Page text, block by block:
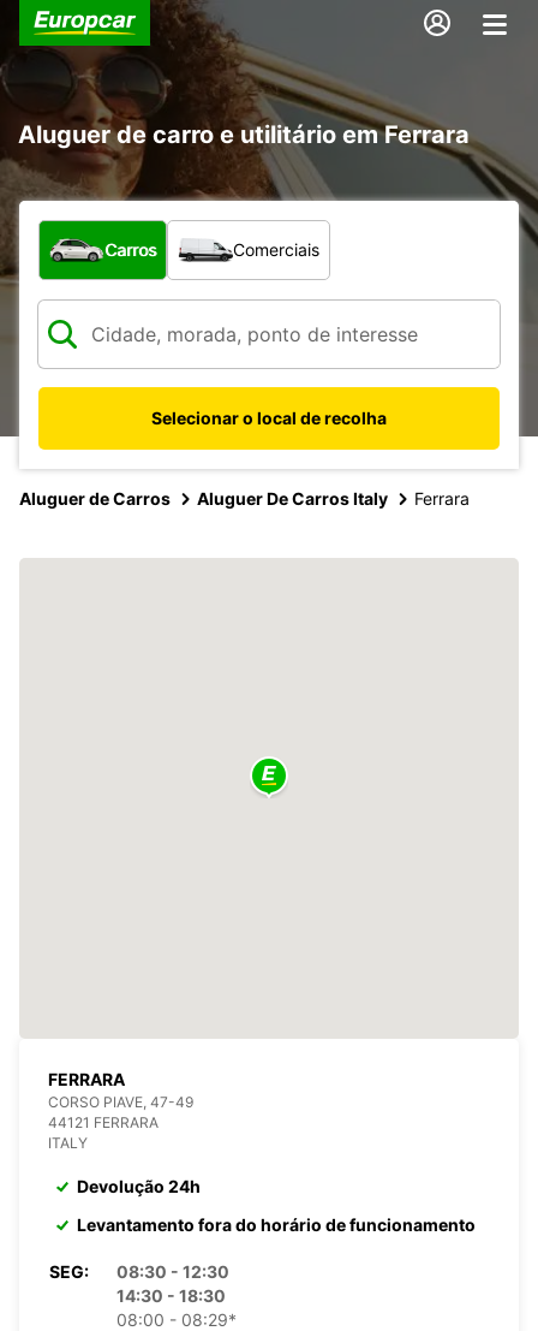
Aluguer de carro e utilitário em Ferrara
Que tipo de veículo pretende?
Carros Comerciais
Selecionar o local de recolha
Aluguer de Carros Aluguer De Carros Italy Ferrara
FERRARA
CORSO PIAVE, 47-49
44121 FERRARA
ITALY
Devolução 24h
Levantamento fora do horário de funcionamento
SEG:
08:30 - 12:30
14:30 - 18:30
08:00 - 08:29*